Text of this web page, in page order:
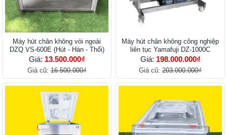
Máy hút chân không vòi ngoài
DZQ VS-600E (Hút - Hàn - Thổi)
Giá: 13.500.000₫
Giá cũ:16.500.000₫
Máy hút chân không công nghiệp
liên tục Yamafuji DZ-1000C
Giá: 198.000.000₫
Giá cũ: 203.000.000₫